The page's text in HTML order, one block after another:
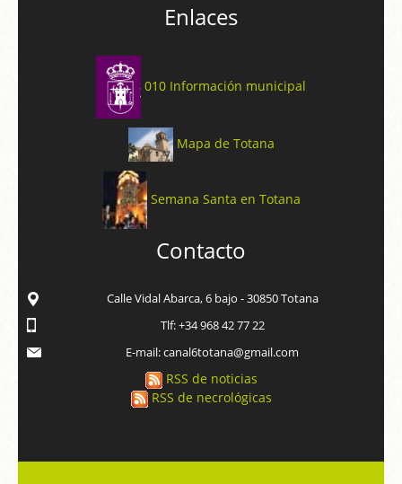
Enlaces
010 Información municipal
Mapa de Totana
Semana Santa en Totana
Contacto
Calle Vidal Abarca, 6 bajo - 30850 Totana
Tlf: +34 968 42 77 22
E-mail: canal6totana@gmail.com
RSS de noticias
RSS de necrológicas